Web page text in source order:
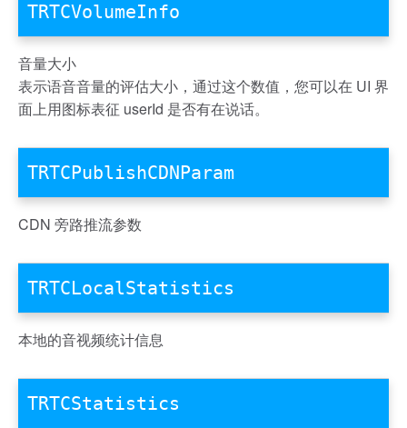
TRTCVolumeInfo
音量大小
表示语音音量的评估大小，通过这个数值，您可以在 UI 界
面上用图标表征 userId 是否有在说话。
TRTCPublishCDNParam
CDN 旁路推流参数
TRTCLocalStatistics
本地的音视频统计信息
TRTCStatistics